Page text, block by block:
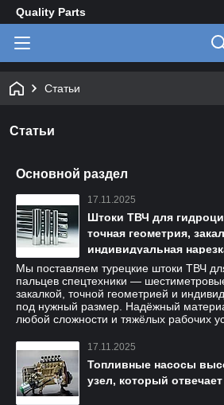
Quality Parts
Статьи
Статьи
Основной раздел
17.11.2025
Штоки ТВЧ для
точная геометрия,
индивидуальная
Мы поставляем турецкие штоки ТВЧ
пальцев спецтехники —
закалкой, точной геометрией и
под нужный размер. Надёжный
любой сложности и тяжёлых рабочих
17.11.2025
Топливные насосы
узел, который